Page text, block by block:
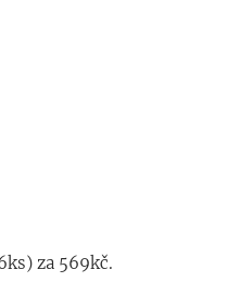
za 569kč.